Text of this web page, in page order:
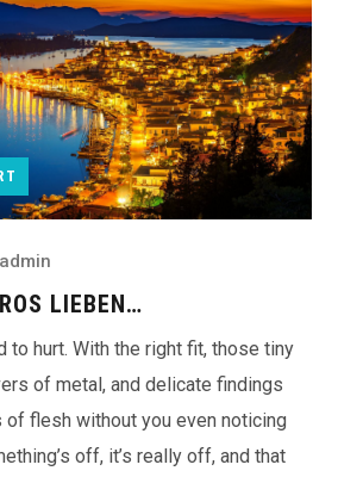
admin
LIEBEN…
to hurt. With the right fit, those tiny
of metal, and delicate findings
of flesh without you even noticing
off, it’s really off, and that